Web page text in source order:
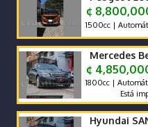
¢
1500cc |
Mercedes
¢
1800cc |
Está
Hyundai